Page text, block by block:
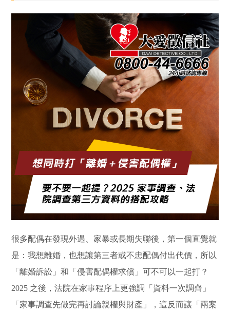
很多配偶在發現外遇、家暴或長期失聯後，第一個直覺就
是：我想離婚，也想讓第三者或不忠配偶付出代價，所以
「離婚訴訟」和「侵害配偶權求償」可不可以一起打？
2025 之後，法院在家事程序上更強調「資料一次調齊」
「家事調查先做完再討論親權與財產」，這反而讓「兩案